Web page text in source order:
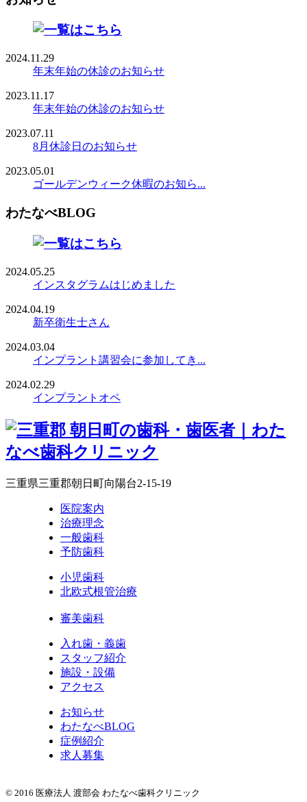
2024.11.29
年末年始の休診のお知らせ
2023.11.17
年末年始の休診のお知らせ
2023.07.11
8月休診日のお知らせ
2023.05.01
ゴールデンウィーク休暇のお知ら...
わたなべBLOG
2024.05.25
インスタグラムはじめました
2024.04.19
新卒衛生士さん
2024.03.04
インプラント講習会に参加してき...
2024.02.29
インプラントオペ
三重県三重郡朝日町向陽台2-15-19
医院案内
治療理念
一般歯科
予防歯科
小児歯科
北欧式根管治療
審美歯科
入れ歯・義歯
スタッフ紹介
施設・設備
アクセス
お知らせ
わたなべBLOG
症例紹介
求人募集
© 2016 医療法人 渡部会 わたなべ歯科クリニック